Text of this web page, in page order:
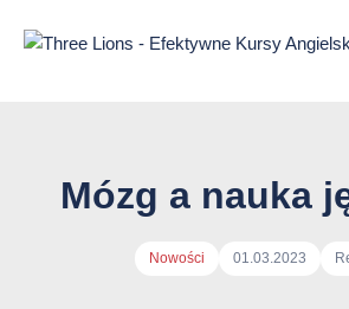
Mózg a nauka
Nowości 01.03.2023